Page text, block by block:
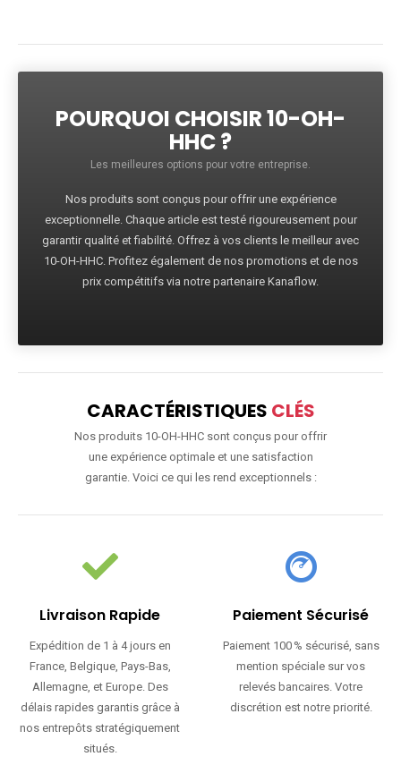
POURQUOI CHOISIR 10-OH-
HHC ?
Les meilleures options pour votre entreprise.
Nos produits sont conçus pour offrir une expérience
exceptionnelle. Chaque article est testé rigoureusement pour
garantir qualité et fiabilité. Offrez à vos clients le meilleur avec
10-OH-HHC. Profitez également de nos promotions et de nos
prix compétitifs via notre partenaire Kanaflow.
CARACTÉRISTIQUES CLÉS
Nos produits 10-OH-HHC sont conçus pour offrir
une expérience optimale et une satisfaction
garantie. Voici ce qui les rend exceptionnels :
Livraison Rapide
Expédition de 1 à 4 jours en
France, Belgique, Pays-Bas,
Allemagne, et Europe. Des
délais rapides garantis grâce à
nos entrepôts stratégiquement
situés.
Paiement Sécurisé
Paiement 100 % sécurisé, sans
mention spéciale sur vos
relevés bancaires. Votre
discrétion est notre priorité.